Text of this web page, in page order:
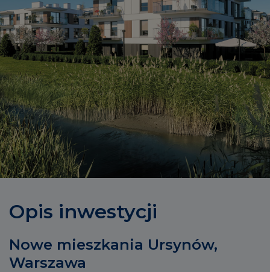
Opis inwestycji
Nowe mieszkania Ursynów,
Warszawa